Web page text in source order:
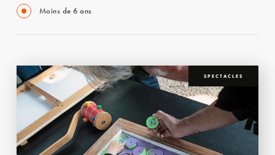
Moins de 6 ans
SPECTACLES